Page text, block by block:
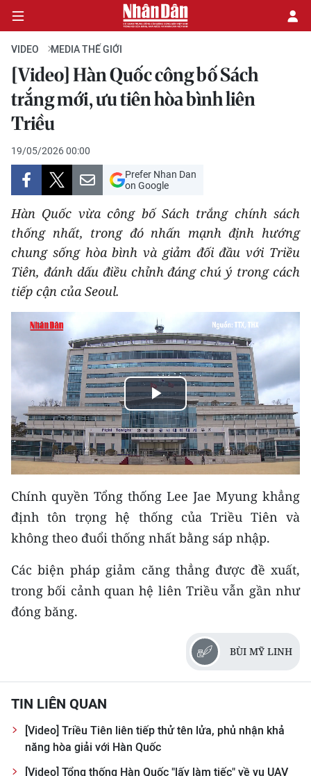
CHÍNH TRỊ
KINH TẾ
VĂN HÓA
XÃ HỘI
PHÁP LUẬT
DU LỊCH
THẾ GIỚI
THỂ THAO
Y TẾ
KHOA HỌC - CÔNG NGHỆ
MÔI TRƯỜNG
BẠN ĐỌC
KIỂM CHỨNG THÔNG TIN
TRI THỨC CHUYÊN SÂU
54 DÂN TỘC VIỆT NAM
MEDIA CENTER
E-Magazine
VIDEO MEDIA THẾ GIỚI
[Video] Hàn Quốc công bố Sách
trắng mới, ưu tiên hòa bình liên
Triều
19/05/2026 00:00
Prefer Nhan Dan
on Google
Hàn Quốc vừa công bố Sách trắng chính sách
thống nhất, trong đó nhấn mạnh định hướng
chung sống hòa bình và giảm đối đầu với Triều
Tiên, đánh dấu điều chỉnh đáng chú ý trong cách
tiếp cận của Seoul.
Play
Video
Chính quyền Tổng thống Lee Jae Myung khẳng
định tôn trọng hệ thống của Triều Tiên và
không theo đuổi thống nhất bằng sáp nhập.
Các biện pháp giảm căng thẳng được đề xuất,
trong bối cảnh quan hệ liên Triều vẫn gần như
đóng băng.
BÙI MỸ LINH
TIN LIÊN QUAN
[Video] Triều Tiên liên tiếp thử tên lửa, phủ nhận khả
năng hòa giải với Hàn Quốc
[Video] Tổng thống Hàn Quốc "lấy làm tiếc" về vụ UAV